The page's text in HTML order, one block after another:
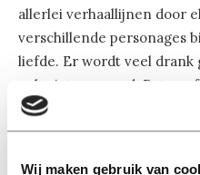
Wij maken gebruik van
allerlei verhaallijnen door
verschillende personages
liefde. Er wordt veel
ook niet gespaard. Dat
Met de muziek van Armin
zin in een stapavondje.